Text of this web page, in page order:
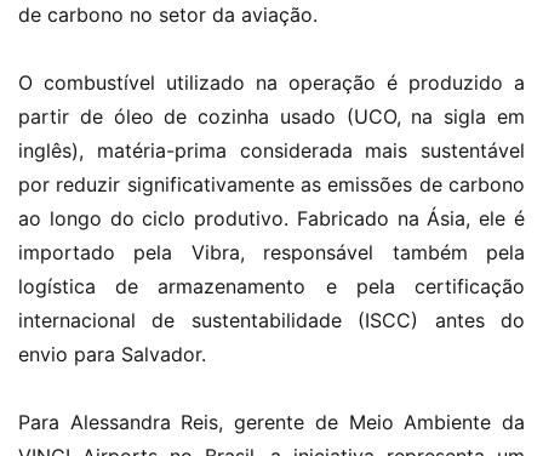
de carbono no setor da aviação.
O combustível utilizado na operação é produzido a
partir de óleo de cozinha usado (UCO, na sigla em
inglês), matéria-prima considerada mais sustentável
por reduzir significativamente as emissões de carbono
ao longo do ciclo produtivo. Fabricado na Ásia, ele é
importado pela Vibra, responsável também pela
logística de armazenamento e pela certificação
internacional de sustentabilidade (ISCC) antes do
envio para Salvador.
Para Alessandra Reis, gerente de Meio Ambiente da